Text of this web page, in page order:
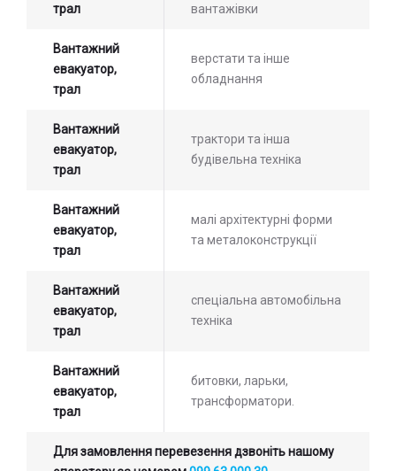
трал
вантажівки
Вантажний
евакуатор,
трал
верстати та інше
обладнання
Вантажний
евакуатор,
трал
трактори та інша
будівельна техніка
Вантажний
евакуатор,
трал
малі архітектурні форми
та металоконструкції
Вантажний
евакуатор,
трал
спеціальна автомобільна
техніка
Вантажний
евакуатор,
трал
битовки, ларьки,
трансформатори.
Для замовлення перевезення дзвоніть нашому